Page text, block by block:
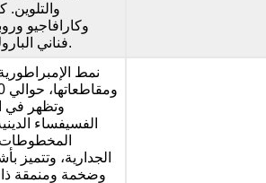
والتلوين.
وكارافاجيو
فناني الباروك المهمين.
نمط
وتظهر في
الفسيفساء
الجدارية، وتتميز
وضخمة ومنمقة